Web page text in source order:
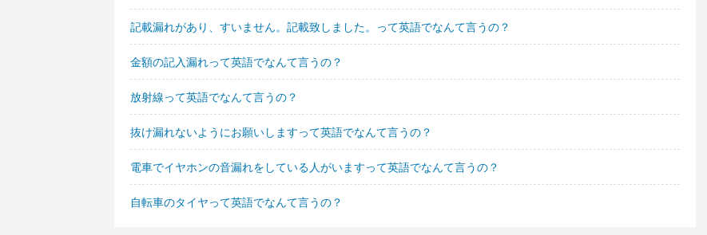
記載漏れがあり、すいません。記載致しました。って英語でなんて言うの？
金額の記入漏れって英語でなんて言うの？
放射線って英語でなんて言うの？
抜け漏れないようにお願いしますって英語でなんて言うの？
電車でイヤホンの音漏れをしている人がいますって英語でなんて言うの？
自転車のタイヤって英語でなんて言うの？